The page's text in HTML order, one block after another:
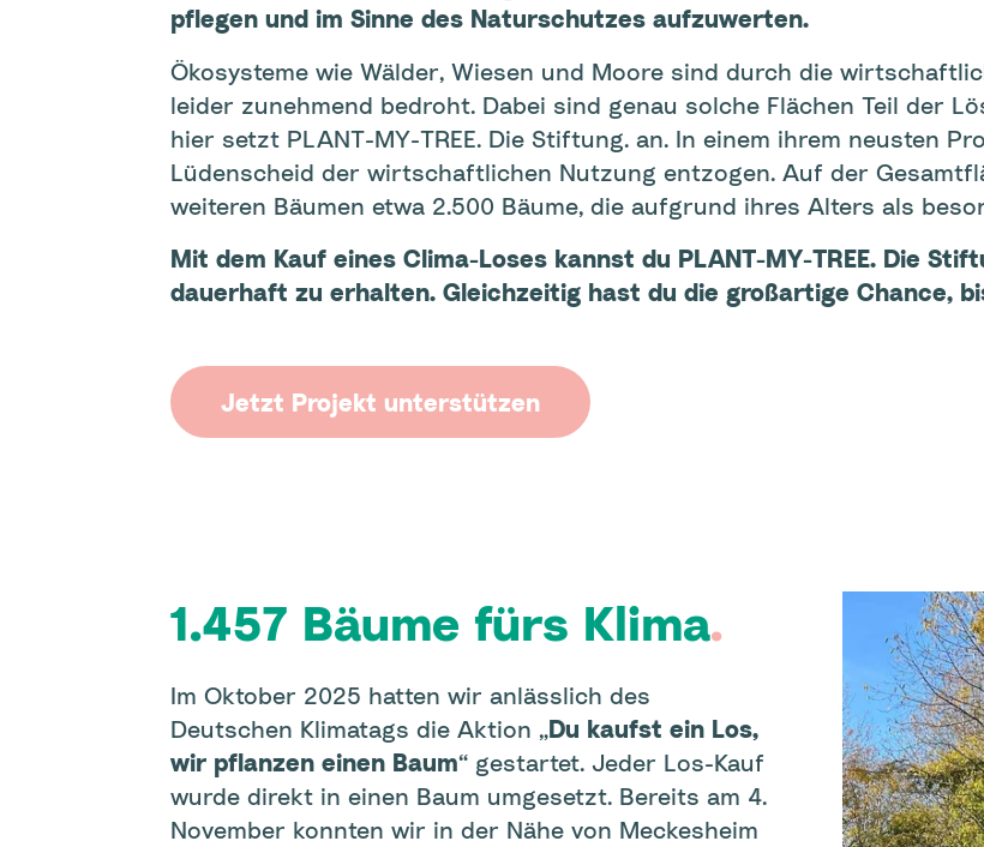
pflegen und im Sinne des Naturschutzes aufzuwerten.
Ökosysteme wie Wälder, Wiesen und Moore sind durch die
leider zunehmend bedroht. Dabei sind genau solche Flächen Teil der
hier setzt PLANT-MY-TREE. Die Stiftung. an. In einem ihrem neusten
Lüdenscheid der wirtschaftlichen Nutzung entzogen. Auf der
weiteren Bäumen etwa 2.500 Bäume, die aufgrund ihres Alters als
Mit dem Kauf eines Clima-Loses kannst du PLANT-MY-TREE. Die
dauerhaft zu erhalten. Gleichzeitig hast du die großartige Chance,
Jetzt Projekt unterstützen
1.457 Bäume fürs Klima.
Im Oktober 2025 hatten wir anlässlich des
Deutschen Klimatags die Aktion „Du kaufst ein Los,
wir pflanzen einen Baum“ gestartet. Jeder Los-Kauf
wurde direkt in einen Baum umgesetzt. Bereits am 4.
November konnten wir in der Nähe von Meckesheim